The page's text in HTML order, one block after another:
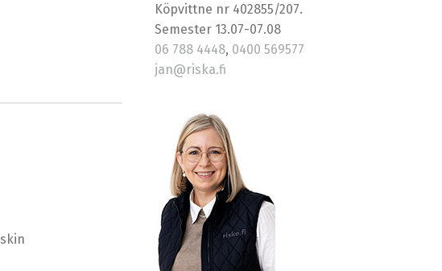
Köpvittne nr 402855/207.
Semester 13.07-07.08
06 788 4448, 0400 569577
jan@riska.fi